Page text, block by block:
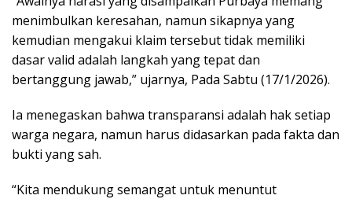
menimbulkan keresahan, namun sikapnya yang
kemudian mengakui klaim tersebut tidak memiliki
dasar valid adalah langkah yang tepat dan
bertanggung jawab,” ujarnya, Pada Sabtu (17/1/2026).
Ia menegaskan bahwa transparansi adalah hak setiap
warga negara, namun harus didasarkan pada fakta dan
bukti yang sah.
“Kita mendukung semangat untuk menuntut